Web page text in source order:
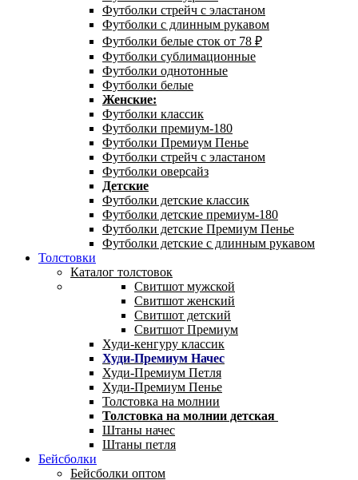
Футболки стрейч с эластаном
Футболки с длинным рукавом
Футболки белые сток от 78 ₽
Футболки сублимационные
Футболки однотонные
Футболки белые
Женские:
Футболки классик
Футболки премиум-180
Футболки Премиум Пенье
Футболки стрейч с эластаном
Футболки оверсайз
Детские
Футболки детские классик
Футболки детские премиум-180
Футболки детские Премиум Пенье
Футболки детские с длинным рукавом
Толстовки
Каталог толстовок
Свитшот мужской
Свитшот женский
Свитшот детский
Свитшот Премиум
Худи-кенгуру классик
Худи-Премиум Начес
Худи-Премиум Петля
Худи-Премиум Пенье
Толстовка на молнии
Толстовка на молнии детская
Штаны начес
Штаны петля
Бейсболки
Бейсболки оптом